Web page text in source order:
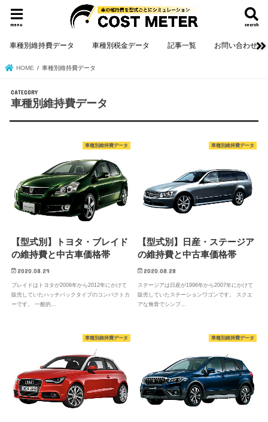
search
menu
車種別維持費データ 車種別税金データ 記事一覧 お問い合わせ
HOME 車種別維持費データ
CATEGORY
車種別維持費データ
車種別維持費データ
【型式別】トヨタ・ブレイド
の維持費と中古車価格帯
2020.08.29
ブレイドはトヨタが2006年から2012年にかけて
販売していたハッチバックタイプのコンパクトカ
ーです。 一般的…
車種別維持費データ
【型式別】日産・ステージア
の維持費と中古車価格帯
2020.08.28
ステージアは日産が1996年から2007年にかけて
販売していたステーションワゴンです。 スクエ
アな無骨でシンプ…
車種別維持費データ 車種別維持費データ